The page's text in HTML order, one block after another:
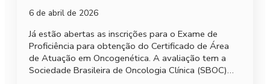
6 de abril de 2026
Já estão abertas as inscrições para o Exame de
Proficiência para obtenção do Certificado de Área
de Atuação em Oncogenética. A avaliação tem a
Sociedade Brasileira de Oncologia Clínica (SBOC)…